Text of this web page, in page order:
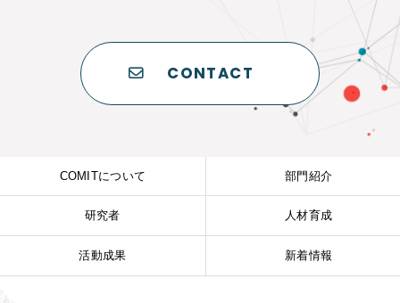
CONTACT
COMITについて 部門紹介
研究者 人材育成
活動成果 新着情報